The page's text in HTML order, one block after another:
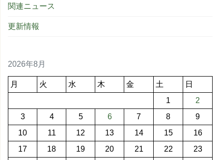
関連ニュース
更新情報
2026年8月
月 火 水 木 金 土
日
1
2
3
4 5 6 7 8
9
10
11 12 13 14 15
16
17
18 19 20 21 22
23